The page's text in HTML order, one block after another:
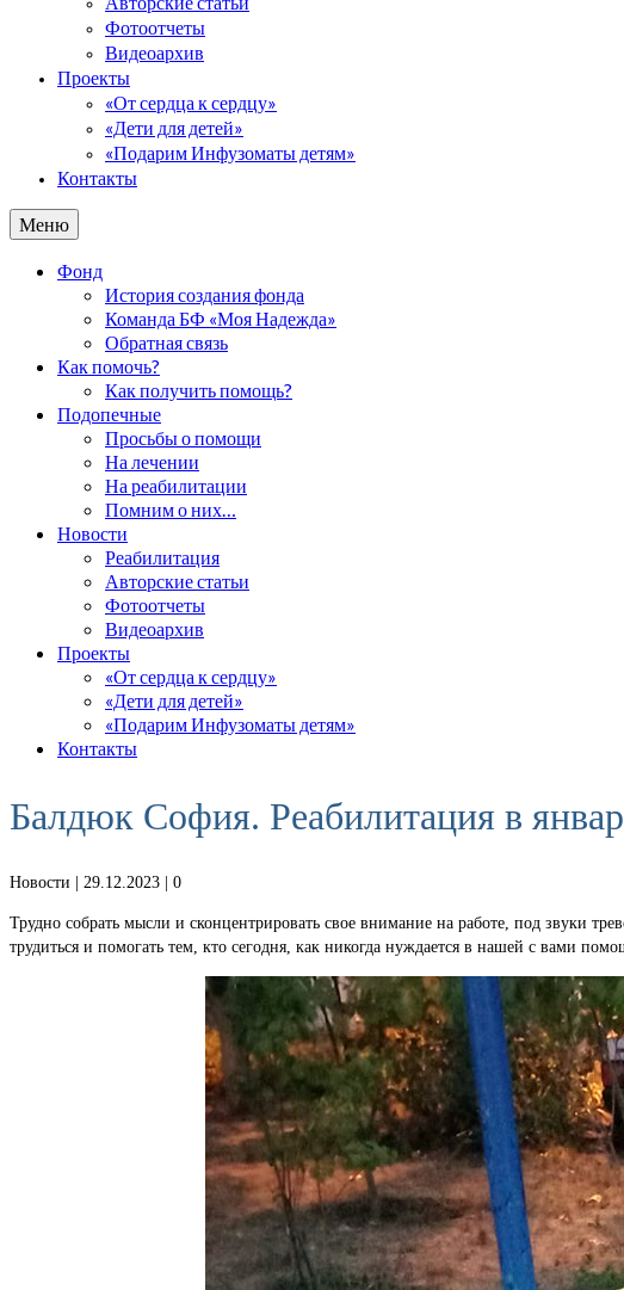
Фотоотчеты
Видеоархив
Проекты
«От сердца к сердцу»
«Дети для детей»
«Подарим Инфузоматы детям»
Контакты
Меню
Фонд
История создания фонда
Команда БФ «Моя Надежда»
Обратная связь
Как помочь?
Как получить помощь?
Подопечные
Просьбы о помощи
На лечении
На реабилитации
Помним о них…
Новости
Реабилитация
Авторские статьи
Фотоотчеты
Видеоархив
Проекты
«От сердца к сердцу»
«Дети для детей»
«Подарим Инфузоматы детям»
Контакты
Балдюк София. Реабилитация в
Новости | 29.12.2023 | 0
Трудно собрать мысли и сконцентрировать свое внимание на работе, под звуки
трудиться и помогать тем, кто сегодня, как никогда нуждается в нашей с вами